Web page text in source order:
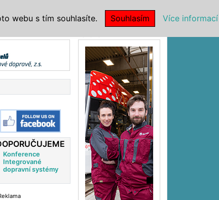
Konference
Integrované
dopravní systémy
webu s tím souhlasíte. Souhlasím Více informací